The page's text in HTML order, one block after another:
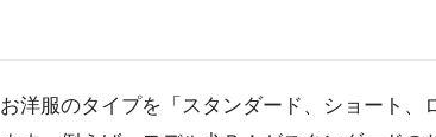
お洋服のタイプを「スタンダード、ショート、